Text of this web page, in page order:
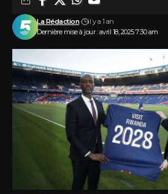
Dernière mise à jour : avril 18, 2025 7:30 am
La Rédaction il y a 1 an